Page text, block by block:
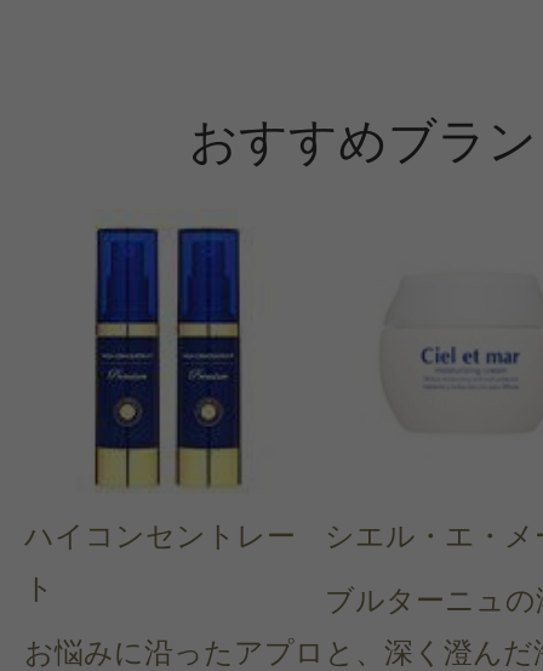
おすすめブラ
ハイコンセントレー
ト
お悩みに沿ったアプロ
シエル・エ・メ
ブルターニュの
と、深く澄んだ